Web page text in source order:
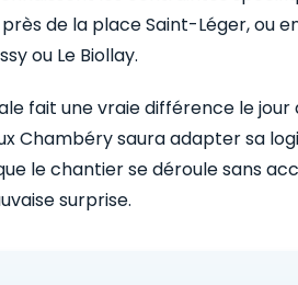
de la place Saint-Léger, ou
ou Le Biollay.
fait une vraie différence le jour
Chambéry saura adapter sa
le chantier se déroule sans
surprise.